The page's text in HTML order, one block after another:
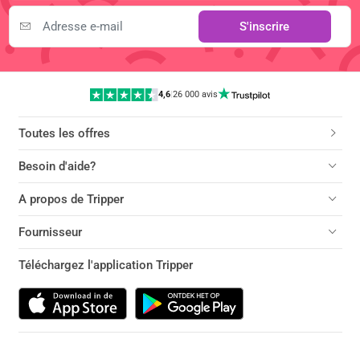
S'inscrire
4,6 |26 000 avis
Toutes les offres
Besoin d'aide?
A propos de Tripper
Fournisseur
Téléchargez l'application Tripper